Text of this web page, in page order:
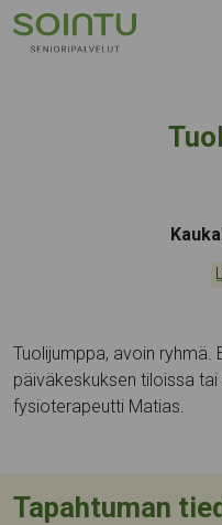
Hyppää sisältöön
Tuolijumppa, avoin ryhmä.
päiväkeskuksen tiloissa
fysioterapeutti Matias.
Tapahtuman